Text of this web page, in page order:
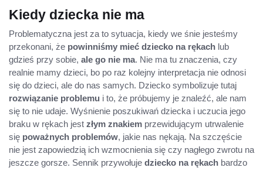
Kiedy dziecka nie ma
Problematyczna jest za to sytuacja, kiedy we śnie jesteśmy
przekonani, że powinniśmy mieć dziecko na rękach lub
gdzieś przy sobie, ale go nie ma. Nie ma tu znaczenia, czy
realnie mamy dzieci, bo po raz kolejny interpretacja nie odnosi
się do dzieci, ale do nas samych. Dziecko symbolizuje tutaj
rozwiązanie problemu i to, że próbujemy je znaleźć, ale nam
się to nie udaje. Wyśnienie poszukiwań dziecka i uczucia jego
braku w rękach jest złym znakiem przewidującym utrwalenie
się poważnych problemów, jakie nas nękają. Na szczęście
nie jest zapowiedzią ich wzmocnienia się czy nagłego zwrotu na
jeszcze gorsze. Sennik przywołuje dziecko na rękach bardzo